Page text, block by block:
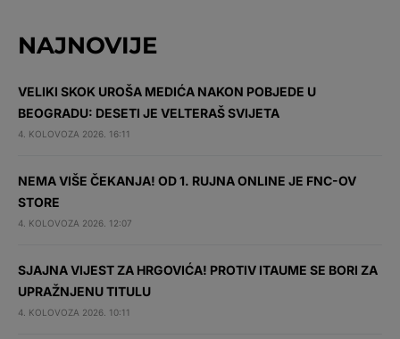
NAJNOVIJE
VELIKI SKOK UROŠA MEDIĆA NAKON POBJEDE U
BEOGRADU: DESETI JE VELTERAŠ SVIJETA
4. KOLOVOZA 2026. 16:11
NEMA VIŠE ČEKANJA! OD 1. RUJNA ONLINE JE FNC-OV
STORE
4. KOLOVOZA 2026. 12:07
SJAJNA VIJEST ZA HRGOVIĆA! PROTIV ITAUME SE BORI ZA
UPRAŽNJENU TITULU
4. KOLOVOZA 2026. 10:11